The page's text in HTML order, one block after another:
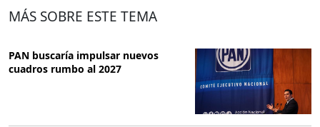
MÁS SOBRE ESTE TEMA
PAN buscaría impulsar nuevos
cuadros rumbo al 2027